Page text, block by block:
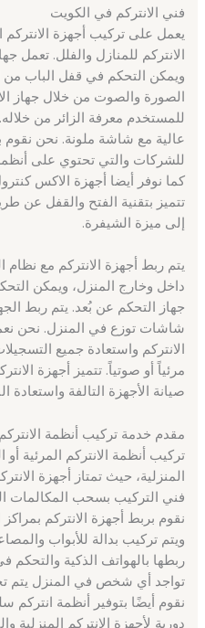
فني الانتركم في الكويت
يعمل على تركيب أجهزة الانتركم
الانتركم للمنازل والفلل. تعمل
ويمكن التحكم في قفل الباب من
الصورة والصوت من خلال جهاز
للمستخدم معرفة الزائر من خلاله.
عالية مع شاشة ملونة. نحن نقوم
للشركات والتي تحتوي على
كما نوفر أيضا أجهزة الاكس
تتميز بتقنية الفتح والقفل عن
إلى ميزة الشيفرة.
يتم ربط أجهزة الانتركم مع نظام
داخل وخارج المنزل، ويمكن
شاشات توزع في المنزل. نحن
الانتركم واستعادة جميع
مرئياً أو صوتياً. تتميز أجهزة
صيانة الأجهزة التالفة واستعادة
مقدم خدمة تركيب أنظمة الانتركم
تركيب أنظمة الانتركم المرئية
المنزلية، حيث تمتاز أجهزة
فني التركيب بسحب المكالمات
نقوم بربط أجهزة الانتركم
ويتم تركيب بدالة للأبواب
ربطها بالهواتف الذكية
تواجد أي شخص في المنزل يتم
نقوم أيضًا بتوفير أنظمة انتركم
دورية لأجهزة الانتركم